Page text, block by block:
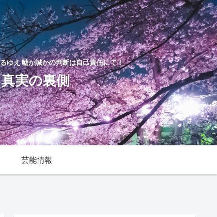
ゆえ 嘘か誠かの判断は自己責任にて！
実の裏側
芸能情報